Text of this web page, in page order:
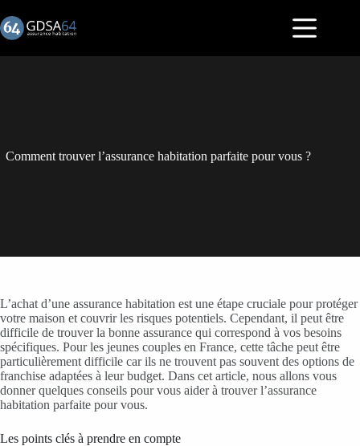
au
contenu
Comment trouver l’assurance habitation parfaite pour vous ?
L’achat d’une assurance habitation est une étape cruciale pour protéger
votre maison et couvrir les risques potentiels. Cependant, il peut être
difficile de trouver la bonne assurance qui correspond à vos besoins
spécifiques. Pour les jeunes couples en France, cette tâche peut être
particulièrement difficile car ils ne trouvent pas souvent des options de
franchise adaptées à leur budget. Dans cet article, nous allons vous
donner quelques conseils pour vous aider à trouver l’assurance
habitation parfaite pour vous.
Les points clés à prendre en compte